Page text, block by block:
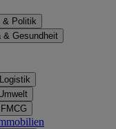
& Politik
& Gesundheit